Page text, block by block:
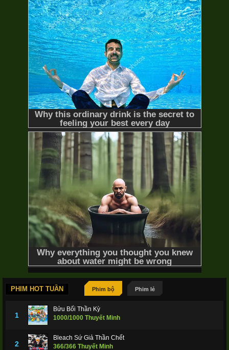
PHIM HOT TUẦN Phim bộ Phim lẻ
1
Bửu Bối Thần Kỳ
1000/1000 Thuyết Minh
2
Bleach Sứ Giả Thần Chết
366/366 Thuyết Minh